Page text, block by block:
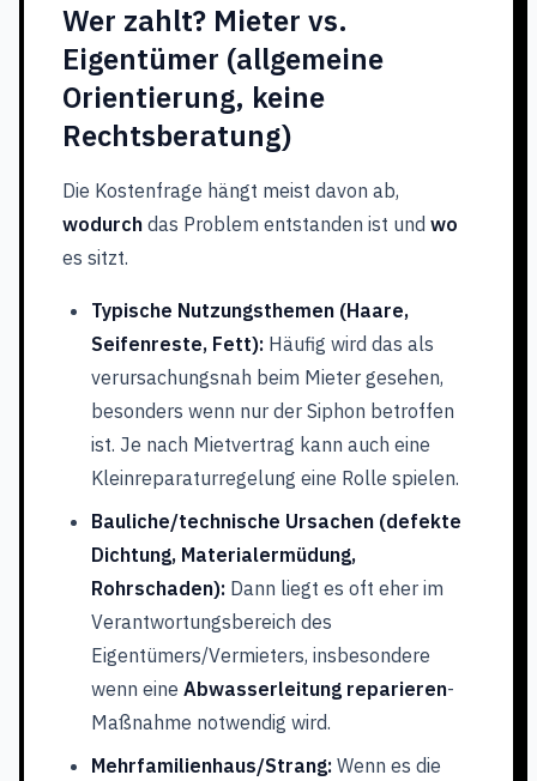
Wer zahlt? Mieter vs.
Eigentümer (allgemeine
Orientierung, keine
Rechtsberatung)
Die Kostenfrage hängt meist davon ab,
wodurch das Problem entstanden ist und wo
es sitzt.
Typische Nutzungsthemen (Haare,
Seifenreste, Fett): Häufig wird das als
verursachungsnah beim Mieter gesehen,
besonders wenn nur der Siphon betroffen
ist. Je nach Mietvertrag kann auch eine
Kleinreparaturregelung eine Rolle spielen.
Bauliche/technische Ursachen (defekte
Dichtung, Materialermüdung,
Rohrschaden): Dann liegt es oft eher im
Verantwortungsbereich des
Eigentümers/Vermieters, insbesondere
wenn eine Abwasserleitung reparieren-
Maßnahme notwendig wird.
Mehrfamilienhaus/Strang: Wenn es die